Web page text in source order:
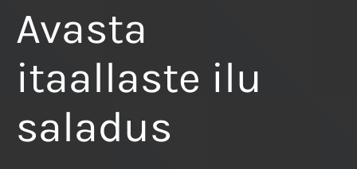
Avasta
itaallaste ilu
saladus